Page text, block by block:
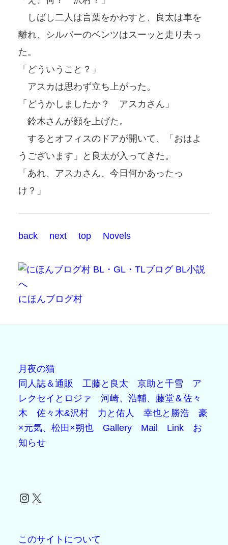
しばし二人は言葉をかわすと、良太は車を
離れ、シルバーのベンツはスーッと走り去っ
た。
「どういうこと？」
アスカは思わず立ち上がった。
「どうかしましたか？ アスカさん」
鈴木さんが顔を上げた。
するとオフィスのドアが開いて、「おはよ
うございます」と良太が入ってきた。
「あれ、アスカさん、今日何かあったっ
け？」
back next top Novels
にほんブログ村
月夜の猫
同人誌＆通販
工藤と良太 京助と千雪
ア
レクセイとロジァ
河崎、浩輔、藤堂＆佐々
木
佐々木&沢村 力と佑人 幸也と勝浩
豪
×元気、松田×朔也
Gallery Mail Link
お
知らせ
Instagram
X
このサイトについて